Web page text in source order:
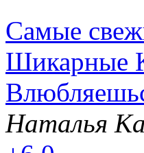
Самые
Шикарные
Наталья